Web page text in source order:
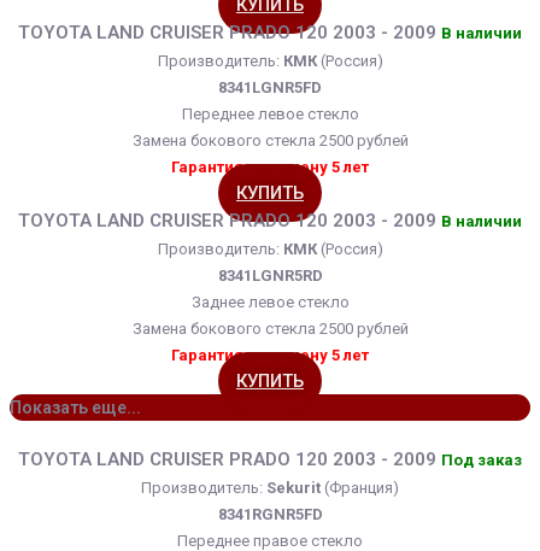
КУПИТЬ
TOYOTA LAND CRUISER PRADO 120 2003 - 2009 В наличии
Производитель: КМК(Россия)
8341LGNR5FD
Переднее левое стекло
Замена бокового стекла 2500 рублей
Гарантия на замену 5 лет
КУПИТЬ
TOYOTA LAND CRUISER PRADO 120 2003 - 2009 В наличии
Производитель: КМК(Россия)
8341LGNR5RD
Заднее левое стекло
Замена бокового стекла 2500 рублей
Гарантия на замену 5 лет
КУПИТЬ
Показать еще...
TOYOTA LAND CRUISER PRADO 120 2003 - 2009 Под заказ
Производитель: Sekurit (Франция)
8341RGNR5FD
Переднее правое стекло